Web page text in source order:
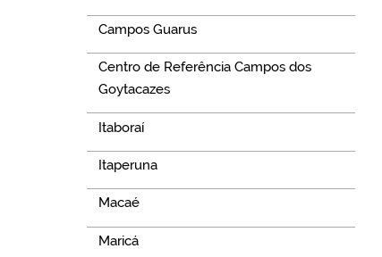
Campos Guarus
Centro de Referência Campos dos
Goytacazes
Itaboraí
Itaperuna
Macaé
Maricá